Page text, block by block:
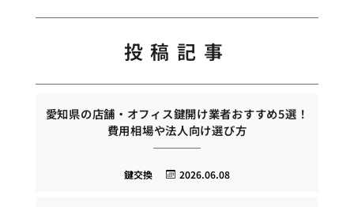
投稿記事
愛知県の店舗・オフィス鍵開け業者おすすめ5選！
費用相場や法人向け選び方
2026.06.08
鍵交換